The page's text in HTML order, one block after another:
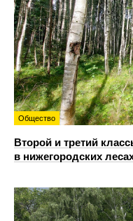
Общество
Второй и третий
в нижегородских